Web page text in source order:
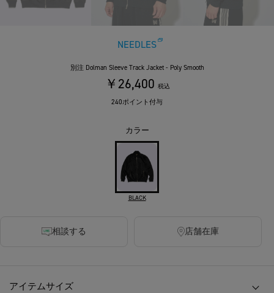
NEEDLES
別注 Dolman Sleeve Track Jacket - Poly Smooth
￥26,400 税込
240ポイント付与
カラー
BLACK
相談する 店舗在庫
アイテムサイズ